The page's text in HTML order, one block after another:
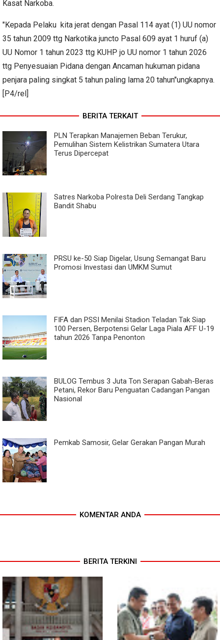
Kasat Narkoba.
"Kepada Pelaku kita jerat dengan Pasal 114 ayat (1) UU nomor
35 tahun 2009 ttg Narkotika juncto Pasal 609 ayat 1 huruf (a)
UU Nomor 1 tahun 2023 ttg KUHP jo UU nomor 1 tahun 2026
ttg Penyesuaian Pidana dengan Ancaman hukuman pidana
penjara paling singkat 5 tahun paling lama 20 tahun"ungkapnya.
[P4/rel]
BERITA TERKAIT
PLN Terapkan Manajemen Beban Terukur,
Pemulihan Sistem Kelistrikan Sumatera Utara
Terus Dipercepat
Satres Narkoba Polresta Deli Serdang Tangkap
Bandit Shabu
PRSU ke-50 Siap Digelar, Usung Semangat Baru
Promosi Investasi dan UMKM Sumut
FIFA dan PSSI Menilai Stadion Teladan Tak Siap
100 Persen, Berpotensi Gelar Laga Piala AFF U-19
tahun 2026 Tanpa Penonton
BULOG Tembus 3 Juta Ton Serapan Gabah-Beras
Petani, Rekor Baru Penguatan Cadangan Pangan
Nasional
Pemkab Samosir, Gelar Gerakan Pangan Murah
KOMENTAR ANDA
BERITA TERKINI